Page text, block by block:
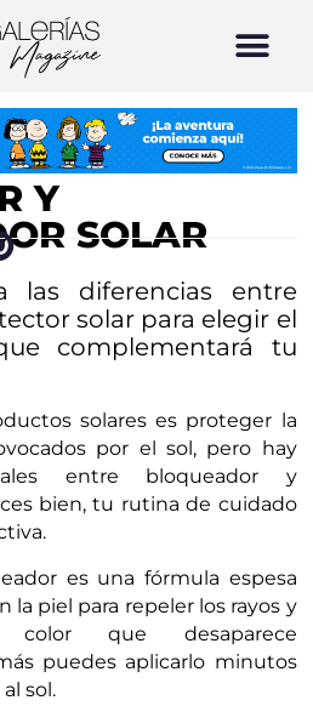
Y
SOLAR
las diferencias entre
solar para elegir el
complementará tu
solares es proteger la
por el sol, pero hay
entre bloqueador y
bien, tu rutina de cuidado
es una fórmula espesa
la piel para repeler los rayos y
que desaparece
puedes aplicarlo minutos
sol.